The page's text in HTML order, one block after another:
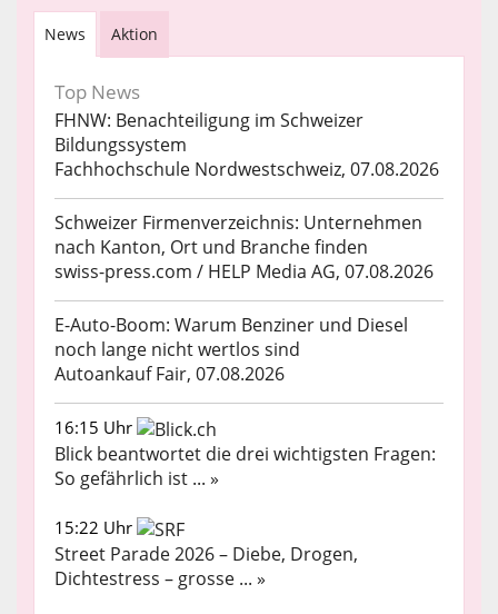
News Aktion
Top News
FHNW: Benachteiligung im Schweizer
Bildungssystem
Fachhochschule Nordwestschweiz, 07.08.2026
Schweizer Firmenverzeichnis: Unternehmen
nach Kanton, Ort und Branche finden
swiss-press.com / HELP Media AG, 07.08.2026
E-Auto-Boom: Warum Benziner und Diesel
noch lange nicht wertlos sind
Autoankauf Fair, 07.08.2026
16:15 Uhr
Blick beantwortet die drei wichtigsten Fragen:
So gefährlich ist ... »
15:22 Uhr
Street Parade 2026 – Diebe, Drogen,
Dichtestress – grosse ... »